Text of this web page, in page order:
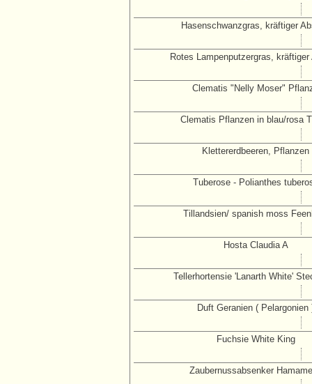
Hasenschwanzgras, kräftiger
Rotes Lampenputzergras, kräftiger
Clematis "Nelly Moser"
Clematis Pflanzen in blau/rosa
Klettererdbeeren, Pflanzen
Tuberose - Polianthes
Tillandsien/ spanish moss
Hosta Claudia A
Tellerhortensie 'Lanarth White'
Duft Geranien ( Pelargonien
Fuchsie White King
Zaubernussabsenker